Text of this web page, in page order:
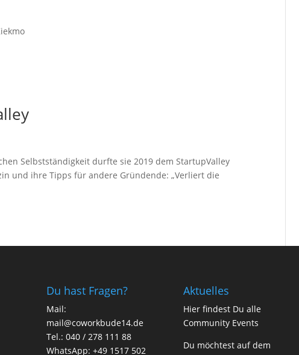
Selbstständigkeit durfte sie 2019 dem StartupValley
und ihre Tipps für andere Gründende: „Verliert die
Du hast Fragen?
Mail:
mail@coworkbude14.de
Tel.:040 / 278 111 88
WhatsApp:+49 1517 502
Aktuelles
Hier findest Du alle
Community Events
Du möchtest auf dem